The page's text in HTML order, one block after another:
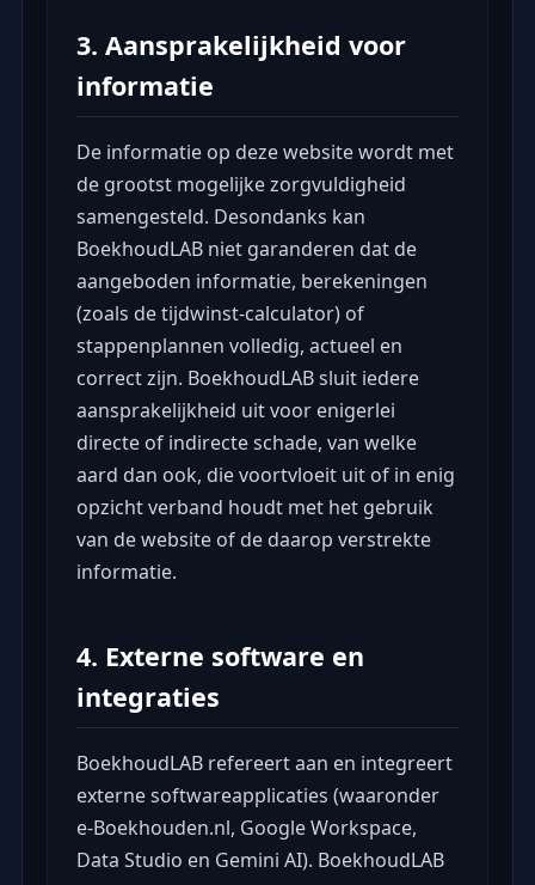
3. Aansprakelijkheid voor
informatie
De informatie op deze website wordt met
de grootst mogelijke zorgvuldigheid
samengesteld. Desondanks kan
BoekhoudLAB niet garanderen dat de
aangeboden informatie, berekeningen
(zoals de tijdwinst-calculator) of
stappenplannen volledig, actueel en
correct zijn. BoekhoudLAB sluit iedere
aansprakelijkheid uit voor enigerlei
directe of indirecte schade, van welke
aard dan ook, die voortvloeit uit of in enig
opzicht verband houdt met het gebruik
van de website of de daarop verstrekte
informatie.
4. Externe software en
integraties
BoekhoudLAB refereert aan en integreert
externe softwareapplicaties (waaronder
e-Boekhouden.nl, Google Workspace,
Data Studio en Gemini AI). BoekhoudLAB